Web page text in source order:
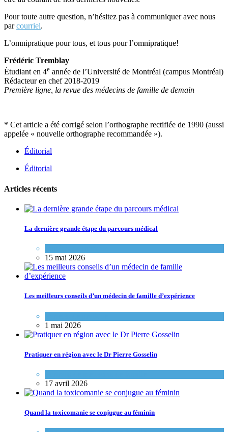
Pour toute autre question, n’hésitez pas à communiquer avec nous
parcourriel.
L’omnipratique pour tous, et tous pour l’omnipratique!
Frédéric Tremblay
Étudiant en 4e année de l’Université de Montréal (campus Montréal)
Rédacteur en chef 2018-2019
Première ligne, la revue des médecins de famille de demain
* Cet article a été corrigé selon l’orthographe rectifiée de 1990 (aussi
appelée « nouvelle orthographe recommandée »).
Éditorial
Éditorial
Articles récents
La dernière grande étape du parcours médical
15 mai 2026
Les meilleurs conseils d’un médecin de famille d’expérience
1 mai 2026
Pratiquer en région avec le Dr Pierre Gosselin
17 avril 2026
Quand la toxicomanie se conjugue au féminin